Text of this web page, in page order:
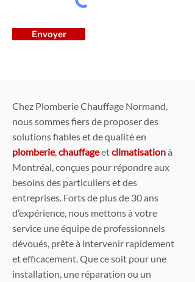
Envoyer
Chez Plomberie Chauffage Normand,
nous sommes fiers de proposer des
solutions fiables et de qualité en
plomberie,chauffageetclimatisationà
Montréal, conçues pour répondre aux
besoins des particuliers et des
entreprises. Forts de plus de 30 ans
d’expérience, nous mettons à votre
service une équipe de professionnels
dévoués, prête à intervenir rapidement
et efficacement. Que ce soit pour une
installation, une réparation ou un